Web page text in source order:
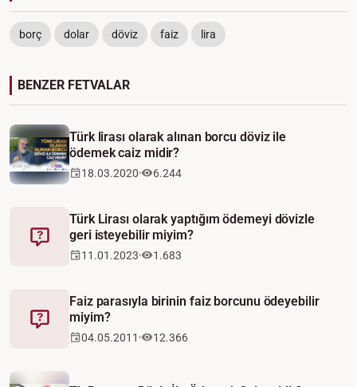
borç dolar döviz faiz lira
BENZER FETVALAR
Video
Türk lirası olarak alınan borcu döviz ile
ödemek caiz midir?
18.03.2020 6.244
Fetva
Türk Lirası olarak yaptığım ödemeyi dövizle
geri isteyebilir miyim?
11.01.2023 1.683
Fetva
Faiz parasıyla birinin faiz borcunu ödeyebilir
miyim?
04.05.2011 12.366
Video